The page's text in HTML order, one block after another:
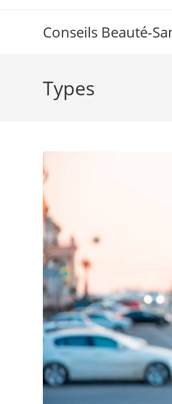
Conseils Beauté-
Types